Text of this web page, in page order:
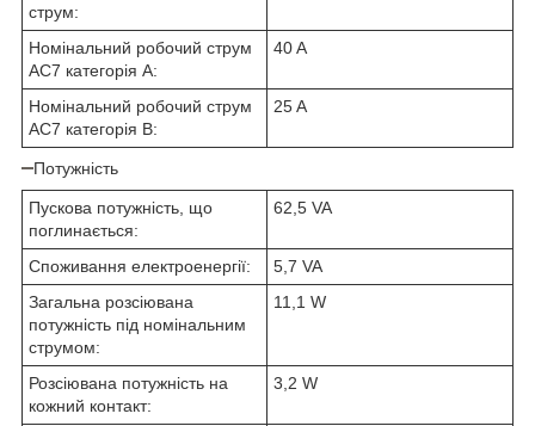
струм:
Номінальний робочий струм
АС7 категорія А:
40 A
Номінальний робочий струм
АС7 категорія В:
25 A
Потужність
Пускова потужність, що
поглинається:
62,5 VA
Споживання електроенергії:
5,7 VA
Загальна розсіювана
потужність під номінальним
струмом:
11,1 W
Розсіювана потужність на
кожний контакт:
3,2 W